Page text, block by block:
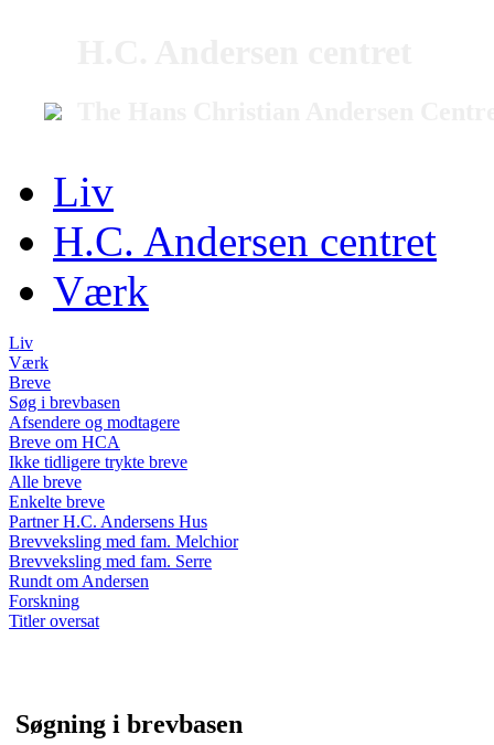
Liv
H.C. Andersen centret
Værk
Liv
Værk
Breve
Søg i brevbasen
Afsendere og modtagere
Breve om HCA
Ikke tidligere trykte breve
Alle breve
Enkelte breve
Partner H.C. Andersens Hus
Brevveksling med fam. Melchior
Brevveksling med fam. Serre
Rundt om Andersen
Forskning
Titler oversat
Søgning i brevbasen